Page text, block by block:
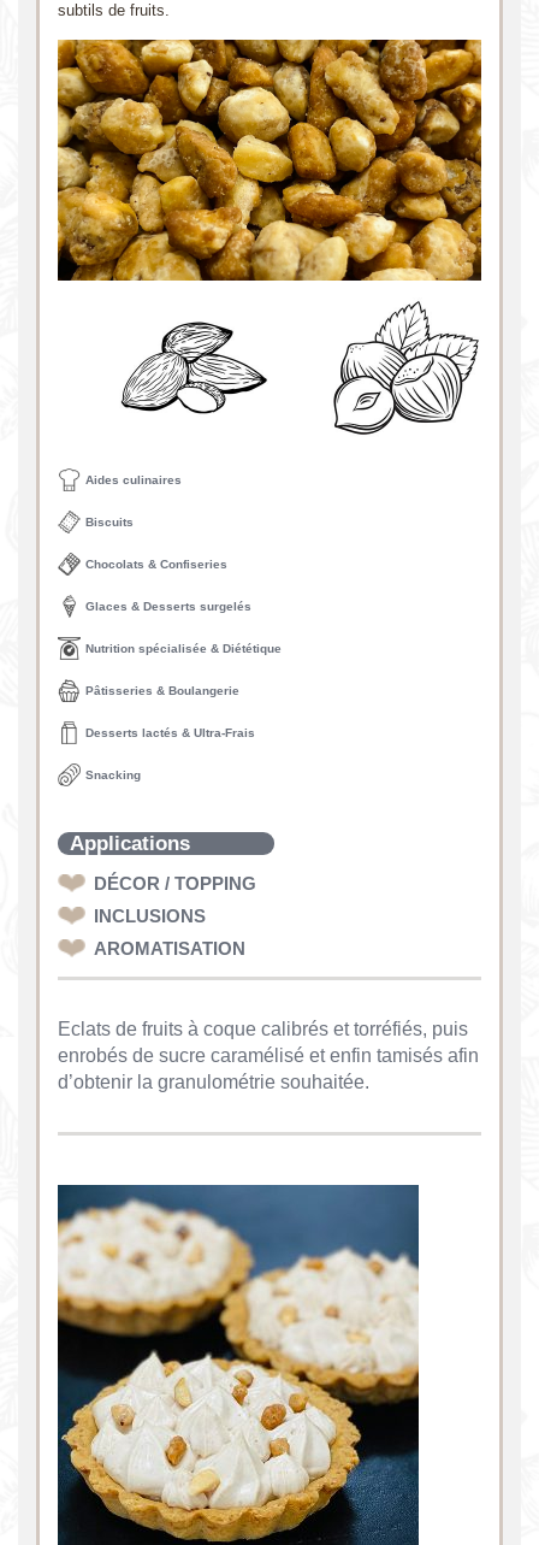
subtils de fruits.
Aides culinaires
Biscuits
Chocolats & Confiseries
Glaces & Desserts surgelés
Nutrition spécialisée & Diététique
Pâtisseries & Boulangerie
Desserts lactés & Ultra-Frais
Snacking
Applications
DÉCOR / TOPPING
INCLUSIONS
AROMATISATION
Eclats de fruits à coque calibrés et torréfiés, puis
enrobés de sucre caramélisé et enfin tamisés afin
d’obtenir la granulométrie souhaitée.